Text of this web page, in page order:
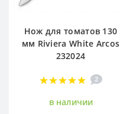
Нож для томатов 130
мм Riviera White Arcos
232024
2
в наличии